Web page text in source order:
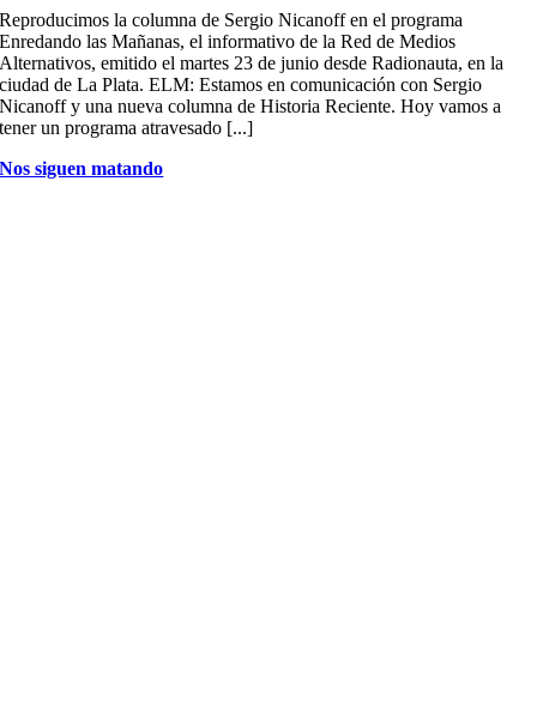
Reproducimos la columna de Sergio Nicanoff en el programa
Enredando las Mañanas, el informativo de la Red de Medios
Alternativos, emitido el martes 23 de junio desde Radionauta, en la
ciudad de La Plata. ELM: Estamos en comunicación con Sergio
Nicanoff y una nueva columna de Historia Reciente. Hoy vamos a
tener un programa atravesado [...]
Nos siguen matando